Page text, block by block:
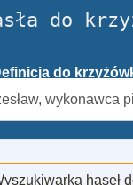
do
do
haseł